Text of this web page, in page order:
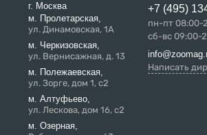
г. Москва
м. Пролетарская,
ул. Динамовская, 1А
м. Черкизовская,
ул. Вернисажная, д. 13
м. Полежаевская,
ул. Зорге, дом 1, с2
м. Алтуфьево,
ул. Лескова, дом 16, с2
м. Озерная,
+7 (495)
пн-пт 08:00-
сб-вс 09:00-
Написать